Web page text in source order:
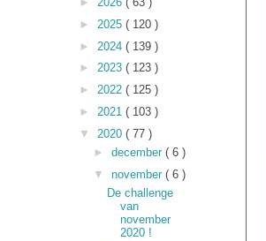
► 2025 ( 120 )
► 2024 ( 139 )
► 2023 ( 123 )
► 2022 ( 125 )
► 2021 ( 103 )
▼ 2020 ( 77 )
► december ( 6 )
▼ november ( 6 )
De challenge
van
november
2020 !